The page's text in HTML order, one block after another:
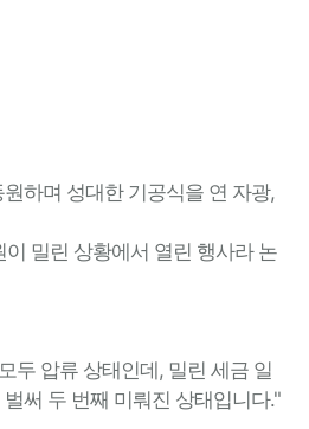
하며 성대한 기공식을 연 자광,
이 밀린 상황에서 열린 행사라 논
두 압류 상태인데, 밀린 세금 일
써 두 번째 미뤄진 상태입니다."